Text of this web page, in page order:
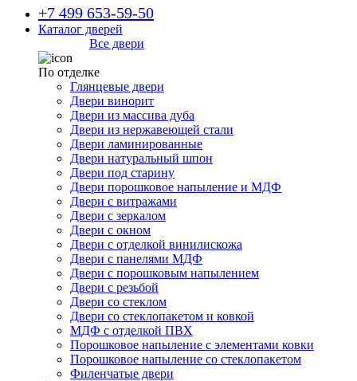
+7 499 653-59-50
Каталог дверей
Все двери
По отделке
Глянцевые двери
Двери винорит
Двери из массива дуба
Двери из нержавеющей стали
Двери ламинированные
Двери натуральный шпон
Двери под старину
Двери порошковое напыление и МДФ
Двери с витражами
Двери с зеркалом
Двери с окном
Двери с отделкой винилискожа
Двери с панелями МДФ
Двери с порошковым напылением
Двери с резьбой
Двери со стеклом
Двери со стеклопакетом и ковкой
МДФ с отделкой ПВХ
Порошковое напыление с элементами ковки
Порошковое напыление со стеклопакетом
Филенчатые двери